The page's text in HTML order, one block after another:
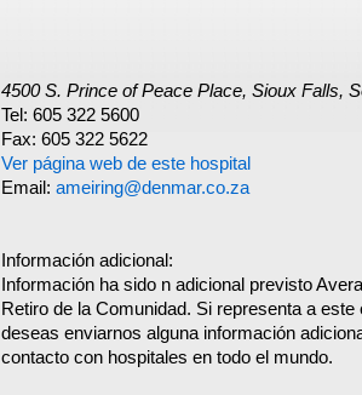
4500 S. Prince of Peace Place, Sioux Falls,
Tel: 605 322 5600
Fax: 605 322 5622
Ver página web de este hospital
Email: ameiring@denmar.co.za
Información adicional:
Información ha sido n adicional previsto
Retiro de la Comunidad. Si representa a
deseas enviarnos alguna información
contacto con hospitales en todo el mundo.